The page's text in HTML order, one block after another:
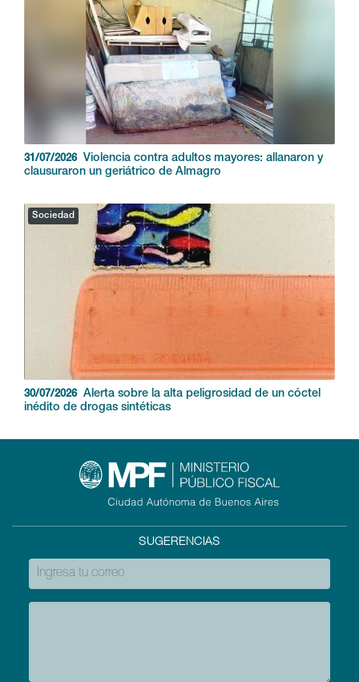
31/07/2026
Violencia contra adultos mayores: allanaron y
clausuraron un geriátrico de Almagro
Sociedad
30/07/2026
Alerta sobre la alta peligrosidad de un cóctel
inédito de drogas sintéticas
SUGERENCIAS